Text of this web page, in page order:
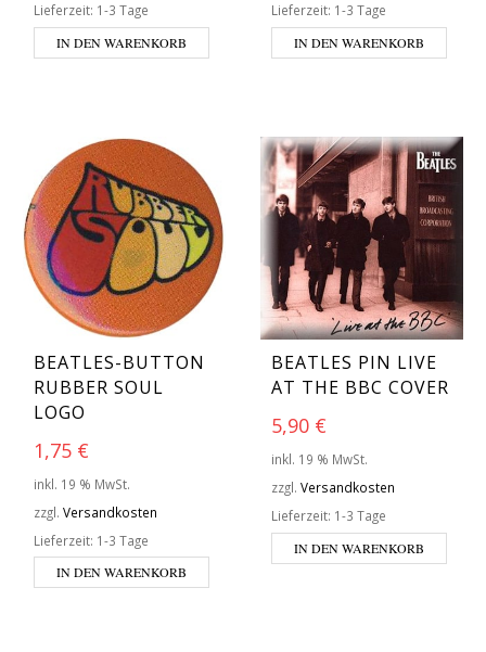
Lieferzeit: 1-3 Tage
IN DEN WARENKORB
Lieferzeit: 1-3 Tage
IN DEN WARENKORB
BEATLES-BUTTON
RUBBER SOUL
LOGO
1,75 €
inkl. 19 % MwSt.
zzgl. Versandkosten
Lieferzeit: 1-3 Tage
IN DEN WARENKORB
BEATLES PIN LIVE
AT THE BBC COVER
5,90 €
inkl. 19 % MwSt.
zzgl. Versandkosten
Lieferzeit: 1-3 Tage
IN DEN WARENKORB